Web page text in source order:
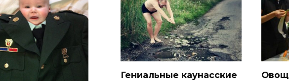
Гениальные каунасские